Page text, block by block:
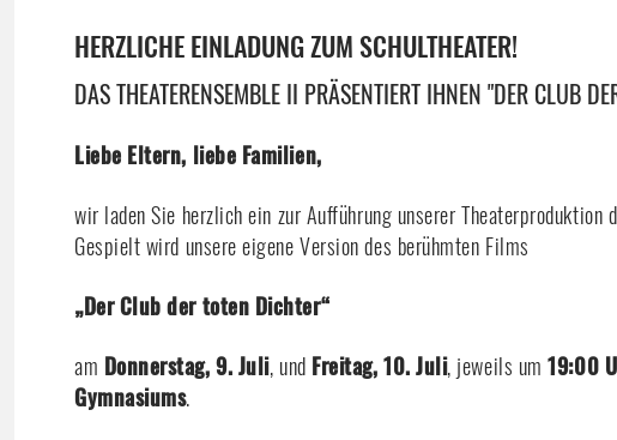
HERZLICHE EINLADUNG ZUM SCHULTHEATER!
DAS THEATERENSEMBLE II PRÄSENTIERT IHNEN "DER CLUB
Liebe Eltern, liebe Familien,
wir laden Sie herzlich ein zur Aufführung unserer Theaterproduktion
Gespielt wird unsere eigene Version des berühmten Films
„Der Club der toten Dichter“
am Donnerstag, 9. Juli, und Freitag, 10. Juli, jeweils um19:00
Gymnasiums.